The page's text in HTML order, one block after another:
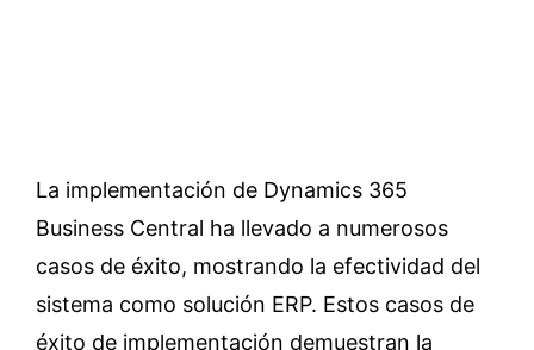
La implementación de Dynamics 365
Business Central ha llevado a numerosos
casos de éxito, mostrando la efectividad del
sistema como solución ERP. Estos casos de
éxito de implementación demuestran la